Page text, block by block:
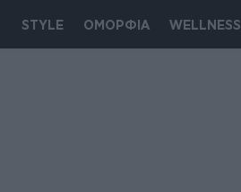
STYLE ΟΜΟΡΦΙΑ WELLNESS